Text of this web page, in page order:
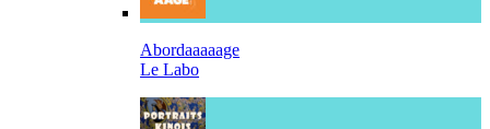
Abordaaaaage
Le Labo